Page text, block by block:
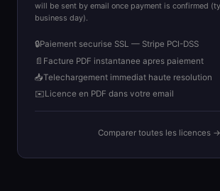
will be sent by email once payment is confirmed
business day).
🔒Paiement securise SSL — Stripe PCI-DSS
📄 Facture PDF instantanee apres paiement
📥Telechargement immediat haute resolution
✉️Licence en PDF dans votre email
Comparer toutes les licences →